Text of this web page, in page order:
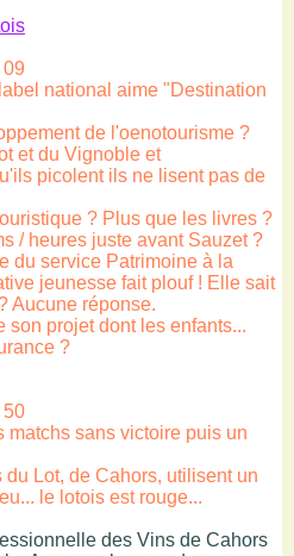
national aime "Destination
de l'oenotourisme ?
et du Vignoble et
picolent ils ne lisent pas de
? Plus que les livres ?
/ heures juste avant Sauzet ?
du service Patrimoine à la
jeunesse fait plouf ! Elle sait
Aucune réponse.
son projet dont les enfants...
?
50
matchs sans victoire puis un
Lot, de Cahors, utilisent un
le lotois est rouge...
des Vins de Cahors